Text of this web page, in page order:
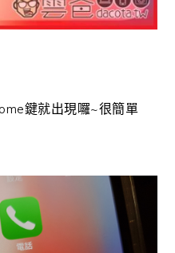
鍵就出現囉~很簡單